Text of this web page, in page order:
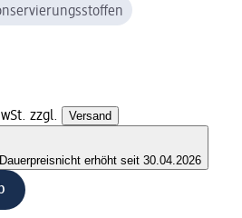
zzgl. Versand
nicht erhöht seit 30.04.2026